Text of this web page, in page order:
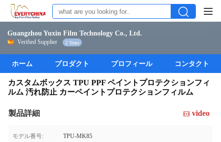
Guangzhou Yuxin Film Technology Co., Ltd.
Verified Supplier 2 Years
ホーム プロダクト プロフィール コンタクト
カスタムボックス TPU PPF ペイントプロテクションフィ
ルム 汚れ防止 カーペイントプロテクションフィルム
製品詳細 video
モデル番号:
TPU-MK85